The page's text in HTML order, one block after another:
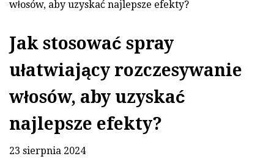
Jak stosować spray
ułatwiający rozczesywanie
włosów, aby uzyskać
najlepsze efekty?